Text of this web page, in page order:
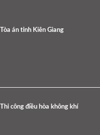
Tòa án tỉnh Kiên Giang
Thi công điều hòa không khí